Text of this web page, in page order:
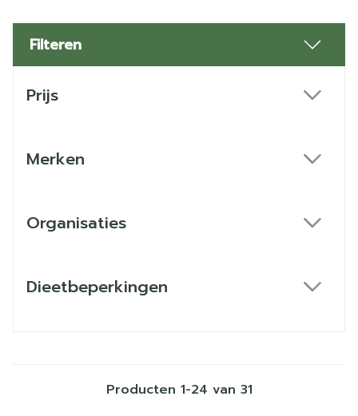
Filteren
Prijs
Merken
Organisaties
Dieetbeperkingen
Producten 1-24 van 31